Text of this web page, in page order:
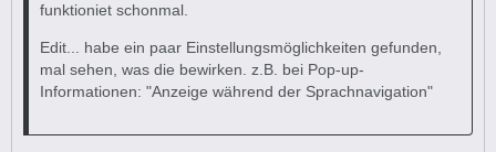
funktioniet schonmal.
Edit... habe ein paar Einstellungsmöglichkeiten gefunden,
mal sehen, was die bewirken. z.B. bei Pop-up-
Informationen: "Anzeige während der Sprachnavigation"